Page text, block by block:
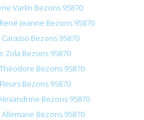
Varlin Bezons 95870
Jeanne Bezons 95870
Bezons 95870
Zola Bezons 95870
Bezons 95870
Bezons 95870
Bezons 95870
Bezons 95870